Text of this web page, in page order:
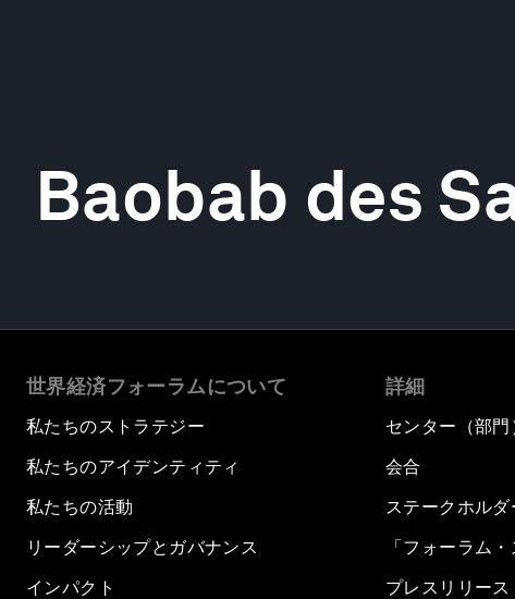
Baobab des
世界経済フォーラムについて
私たちのストラテジー
私たちのアイデンティティ
私たちの活動
リーダーシップとガバナンス
インパクト
詳細
センター（部門
会合
ステークホル
「フォーラム
プレスリリース